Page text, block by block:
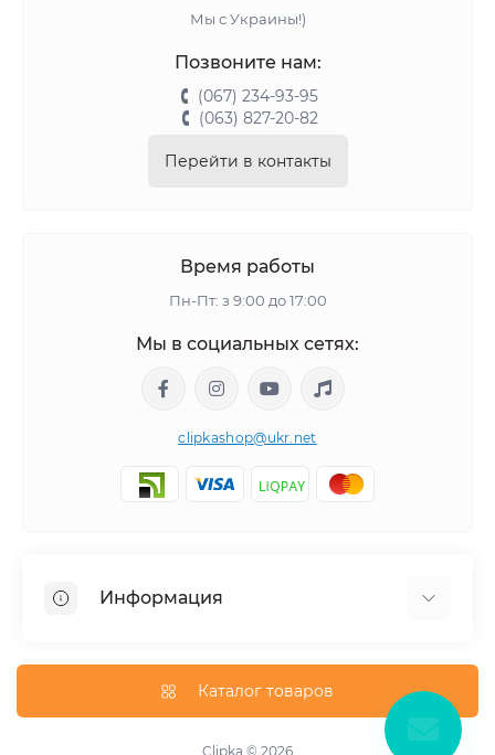
Мы с Украины!)
Позвоните нам:
(067) 234-93-95
(063) 827-20-82
Перейти в контакты
Время работы
Пн-Пт: з 9:00 до 17:00
Мы в социальных сетях:
clipkashop@ukr.net
Информация
Контакты
Каталог товаров
Clipka © 2026